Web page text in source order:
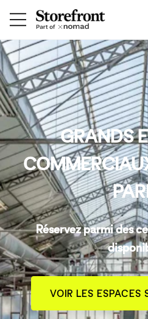
GRANDS
Réservez parmi des
VOIR LES ESPACES